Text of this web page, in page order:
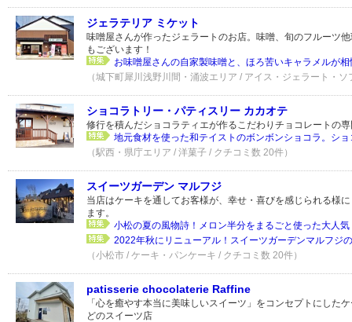
ジェラテリア ミケット
味噌屋さんが作ったジェラートのお店。味噌、旬のフルーツ
もございます！
お味噌屋さんの自家製味噌と、ほろ苦いキャラメルが
（城下町犀川浅野川間・涌波エリア / アイス・ジェラート・
ショコラトリー・パティスリー カカオテ
修行を積んだショコラティエが作るこだわりチョコレートの
地元食材を使った和テイストのボンボンショコラ。シ
（駅西・県庁エリア / 洋菓子 / クチコミ数 20件）
スイーツガーデン マルフジ
当店はケーキを通してお客様が、幸せ・喜びを感じられる様
ます。
小松の夏の風物詩！メロン半分をまるごと使った大人
2022年秋にリニューアル！スイーツガーデンマルフジ
（小松市 / ケーキ・パンケーキ / クチコミ数 20件）
patisserie chocolaterie Raffine
「心を癒やす本当に美味しいスイーツ」をコンセプトにした
どのスイーツ店